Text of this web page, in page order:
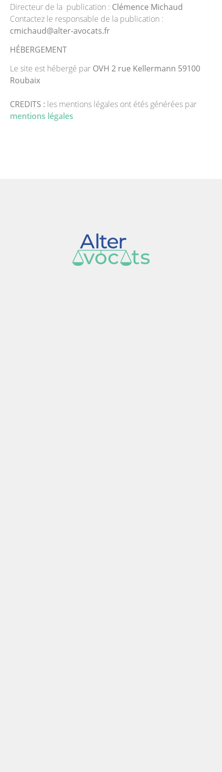
Directeur de la publication : Clémence Michaud
Contactez le responsable de la publication :
cmichaud@alter-avocats.fr
HÉBERGEMENT
Le site est hébergé par OVH 2 rue Kellermann 59100
Roubaix
CREDITS : les mentions légales ont étés générées par
mentions légales